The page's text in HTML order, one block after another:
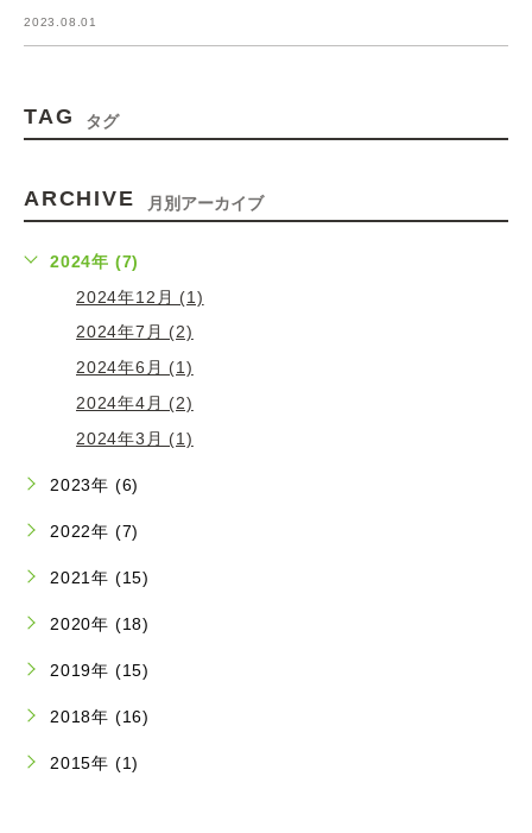
2023.08.01
TAG タグ
ARCHIVE 月別アーカイブ
2024年 (7)
2024年12月 (1)
2024年7月 (2)
2024年6月 (1)
2024年4月 (2)
2024年3月 (1)
2023年 (6)
2022年 (7)
2021年 (15)
2020年 (18)
2019年 (15)
2018年 (16)
2015年 (1)